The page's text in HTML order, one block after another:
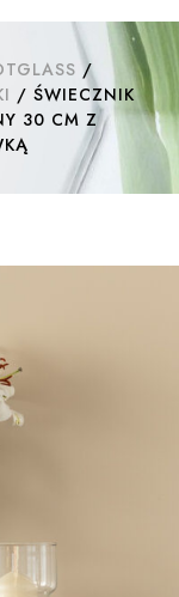
/
/ ŚWIECZNIK
30 CM Z